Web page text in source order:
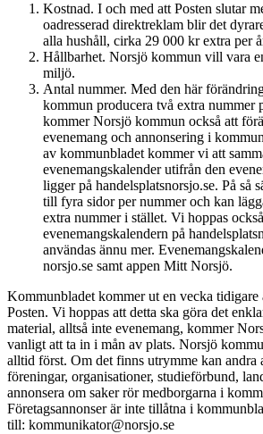
Kostnad. I och med att Posten slutar
oadresserad direktreklam blir det
alla hushåll, cirka 29 000 kr extra per
Hållbarhet. Norsjö kommun vill vara
miljö.
Antal nummer. Med den här
kommun producera två extra nummer
kommer Norsjö kommun också att
evenemang och annonsering i
av kommunbladet kommer vi att
evenemangskalender utifrån den
ligger på handelsplatsnorsjo.se. På så
till fyra sidor per nummer och kan
extra nummer i stället. Vi hoppas
evenemangskalendern på
användas ännu mer.
norsjo.se samt appen Mitt Norsjö.
Kommunbladet kommer ut en vecka
Posten. Vi hoppas att detta ska göra det
material, alltså inte evenemang, kommer
vanligt att ta in i mån av plats. Norsjö
alltid först. Om det finns utrymme kan andra
föreningar, organisationer, studieförbund,
annonsera om saker rör medborgarna i
Företagsannonser är inte tillåtna i
till: kommunikator@norsjo.se